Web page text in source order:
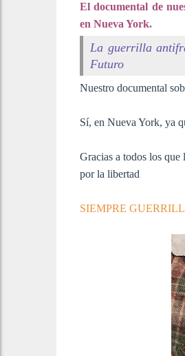
El documental de
en Nueva York.
La guerrilla
Futuro
Nuestro documental
Sí, en Nueva York, ya
Gracias a todos los que
por la libertad
SIEMPRE